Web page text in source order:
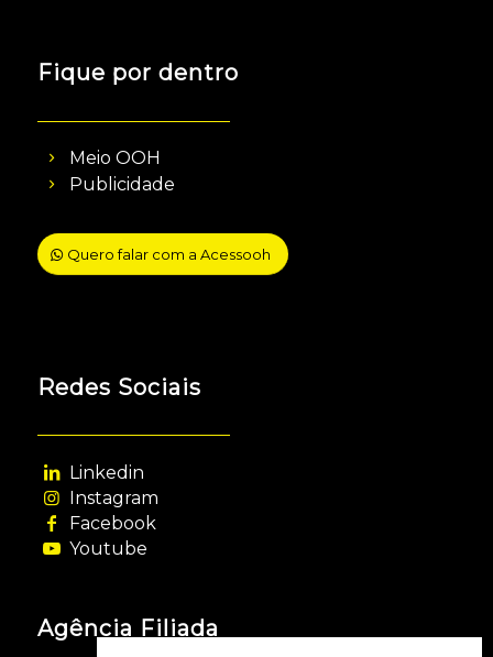
Fique por dentro
Meio OOH
Publicidade
Quero falar com a Acessooh
Redes Sociais
Linkedin
Instagram
Facebook
Youtube
Agência Filiada